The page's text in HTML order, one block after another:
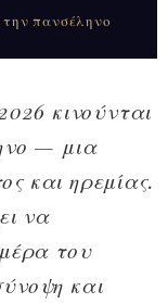
την πανσέληνο
κινούνται
— μια
και ηρεμίας.
να
του
και